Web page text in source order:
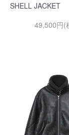
SHELL JACKET
49,500円(